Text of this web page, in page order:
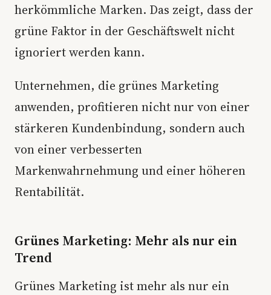
herkömmliche Marken. Das zeigt, dass der
grüne Faktor in der Geschäftswelt nicht
ignoriert werden kann.
Unternehmen, die grünes Marketing
anwenden, profitieren nicht nur von einer
stärkeren Kundenbindung, sondern auch
von einer verbesserten
Markenwahrnehmung und einer höheren
Rentabilität.
Grünes Marketing: Mehr als nur ein
Trend
Grünes Marketing ist mehr als nur ein